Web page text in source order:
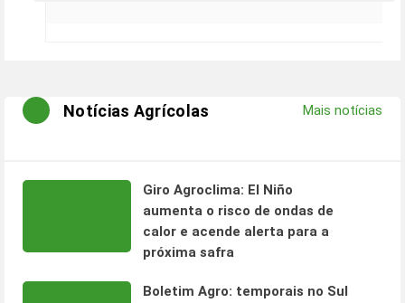
Notícias Agrícolas Mais notícias
Giro Agroclima: El Niño
aumenta o risco de ondas de
calor e acende alerta para a
próxima safra
Boletim Agro: temporais no Sul